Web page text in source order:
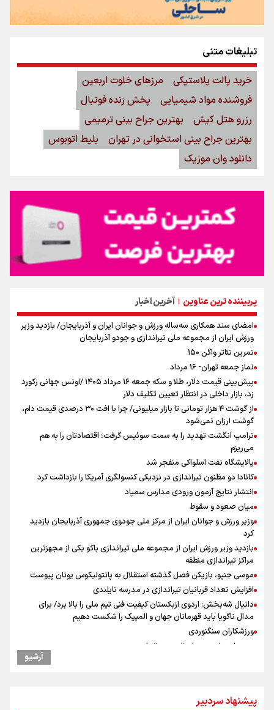
پربیننده ترین عناوین | آخرین اخبار
امضای سند همکاری سه‌ساله ورزش و جوانان ایران و آذربایجان/ بازدید وزیر
ورزش ایران از مجموعه ملی تیراندازی و جودو آذربایجان
تمرین تئاتر واگن ۱۵۰
نماز جمعه تهران- ۱۶ مرداد
پیش‌بینی قیمت دلار، طلا و سکه جمعه ۱۶ مرداد ۱۴۰۵ /اونس جهانی رکورد
زد، بازار داخلی در انتظار تعیین تکلیف دلار
از گوشت ۴ هزار تومانی تا بازار میلیونی/ چرا با افت ۳۰ درصدی قیمت دام،
گوشت ارزان نمی‌شود
ترامپ انگشت تهدید را به سمت سوئیس گرفت؛ اقتصادتان را به هم
می‌ریزم
پالایشگاه نفت اسلواکی منفجر شد
کانادا دو مظنون تیراندازی در نزدیکی کنسولگری آمریکا را بازداشت کرد
انتشار نتایج آزمون ورودی مدارس سمپاد
میان صعود و سقوط
وزیر ورزش و جوانان ایران از مرکز ملی جودوی جمهوری آذربایجان بازدید
کرد
بازدید وزیر ورزش ایران از مجموعه ملی تیراندازی باکو یکی از مجهزترین
مراکز تیراندازی منطقه
موسی جنپو، بازیکن فصل گذشته استقلال به پانتولیکوس یونان پیوست
افزایش تعداد قربانیان تیراندازی در مدرسه تایلندی
دانیال شه‌بخش: اردوی ازبکستان کیفیت فنی تیم ملی را بالا برد/ برای
مدال ناگویا باید قهرمانان جهان و المپیک را شکست دهیم
ورزشکاران سنگنوردی
یمن، ایستاده در برابر تحریم و تجاوز
رئیس جمهور : آیا انجام مذاکرات باعث بروز جنگ شد؟
آرشیو
پیشنهاد سردبیر
تبلیغات متنی
خرید پالت پلاستیکی
مرزهای خلوت اربعین
فروشنده مواد شیمیایی
پخش زنده فوتبال
رزرو هتل کیش
بهترین جراح بینی ترمیمی
بهترین جراح بینی استخوانی در تهران
بلیط اتوبوس
دانلود وان موزیک